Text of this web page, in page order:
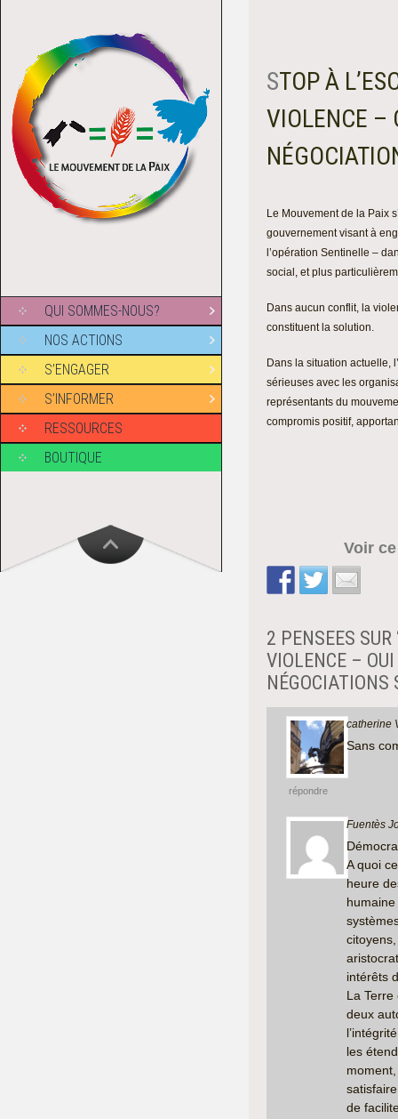
QUI SOMMES-NOUS?
NOS ACTIONS
S’ENGAGER
S’INFORMER
RESSOURCES
BOUTIQUE
STOP À L’ESCALADE DE LA
VIOLENCE –
Le Mouvement de la Paix
gouvernement visant à
l’opération Sentinelle –
social, et plus
Dans aucun conflit, la
constituent la solution.
Dans la situation actuelle,
sérieuses avec les
représentants du
compromis positif,
Voir
2 PENSEES SUR
VIOLENCE – OUI
NÉGOCIATIONS
catherine
Sans
répondre
Fuentès
A quoi
heure
intérêts
La
deux
les
moment,
de